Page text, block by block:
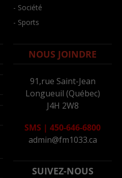
- Société
- Sports
NOUS JOINDRE
91,rue Saint-Jean
Longueuil (Québec)
J4H 2W8
SMS | 450-646-6800
admin@fm1033.ca
SUIVEZ-NOUS